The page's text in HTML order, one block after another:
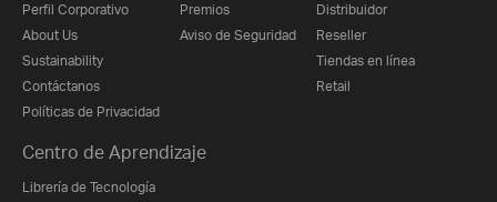
Perfil Corporativo
About Us
Sustainability
Contáctanos
Políticas de Privacidad
Premios
Aviso de Seguridad
Distribuidor
Reseller
Tiendas en línea
Retail
Centro de Aprendizaje
Librería de Tecnología